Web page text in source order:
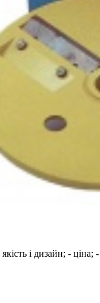
і дизайн; - ціна;